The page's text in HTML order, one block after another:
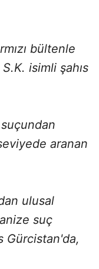
bültenle
isimli şahıs
aranan
ulusal
suç
Gürcistan'da,